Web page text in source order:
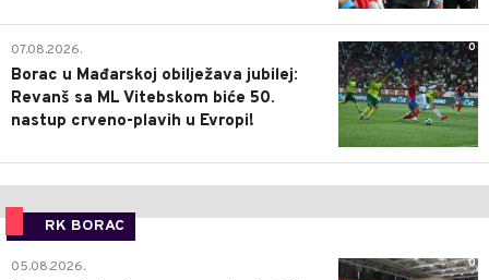
0
07.08.2026.
Borac u Mađarskoj obilježava jubilej:
Revanš sa ML Vitebskom biće 50.
nastup crveno-plavih u Evropi!
RK BORAC
0
05.08.2026.